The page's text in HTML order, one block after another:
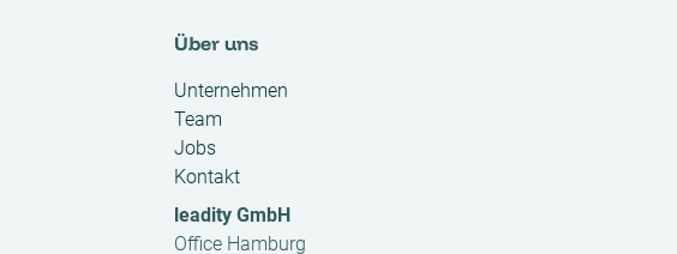
Über uns
Unternehmen
Team
Jobs
Kontakt
leadity GmbH
Office Hamburg